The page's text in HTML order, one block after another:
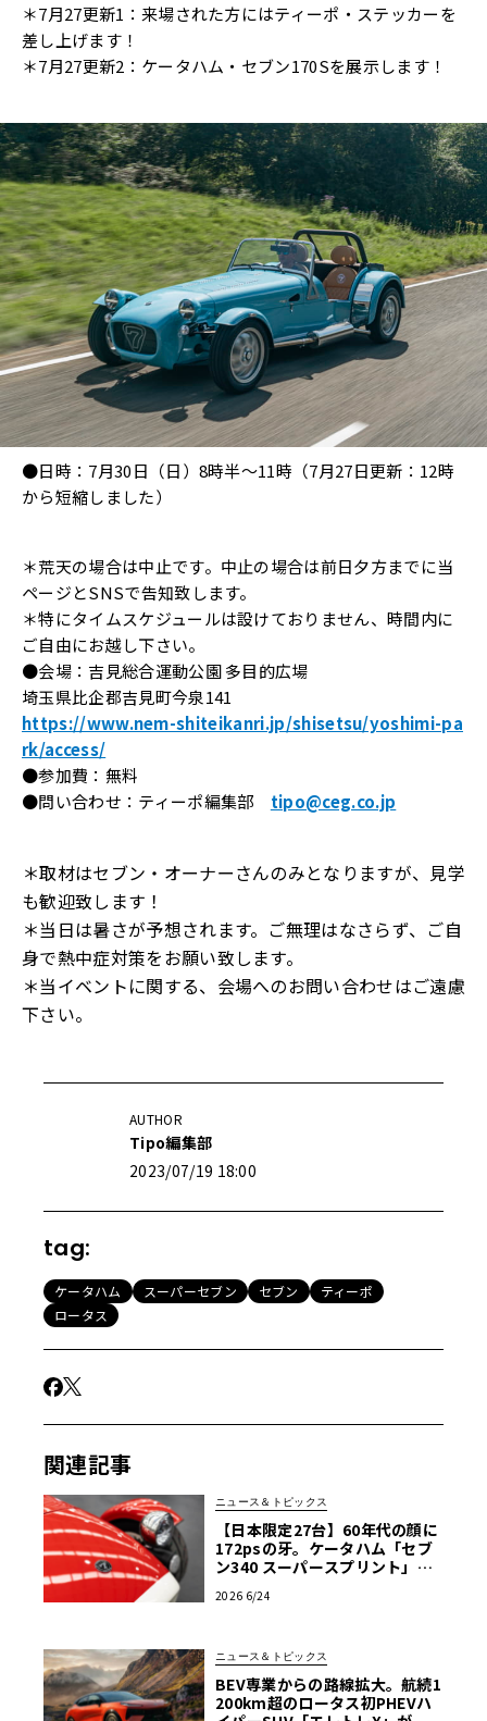
＊7月27更新1：来場された方にはティーポ・ステッカーを
差し上げます！
＊7月27更新2：ケータハム・セブン170Sを展示します！
●日時：7月30日（日）8時半～11時（7月27日更新：12時
から短縮しました）
＊荒天の場合は中止です。中止の場合は前日夕方までに当
ページとSNSで告知致します。
＊特にタイムスケジュールは設けておりません、時間内に
ご自由にお越し下さい。
●会場：吉見総合運動公園 多目的広場
埼玉県比企郡吉見町今泉141
https://www.nem-shiteikanri.jp/shisetsu/yoshimi-pa
rk/access/
●参加費：無料
●問い合わせ：ティーポ編集部 tipo@ceg.co.jp
＊取材はセブン・オーナーさんのみとなりますが、見学
も歓迎致します！
＊当日は暑さが予想されます。ご無理はなさらず、ご自
身で熱中症対策をお願い致します。
＊当イベントに関する、会場へのお問い合わせはご遠慮
下さい。
AUTHOR
Tipo編集部
2023/07/19 18:00
tag:
ケータハム スーパーセブン セブン
ティーポ
ロータス
関連記事
ニュース＆トピックス
【日本限定27台】60年代の顔に
172psの牙。ケータハム「セブ
ン340 スーパースプリント」上
2026 6/24
ニュース＆トピックス
BEV専業からの路線拡大。航続1
200km超のロータス初PHEVハ